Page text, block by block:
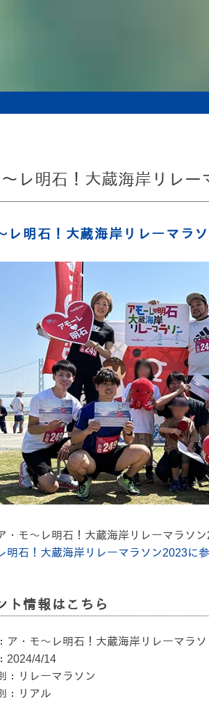
レ明石！大蔵海岸リレー
レ明石！大蔵海岸リレーマラ
・モ～レ明石！大蔵海岸リレーマラソ
明石！大蔵海岸リレーマラソン2023に
ト情報はこちら
ア・モ～レ明石！大蔵海岸リレーマラ
2024/4/14
：リレーマラソン
：リアル